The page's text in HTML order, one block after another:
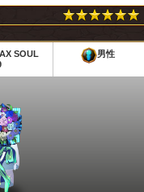
SOUL
男性